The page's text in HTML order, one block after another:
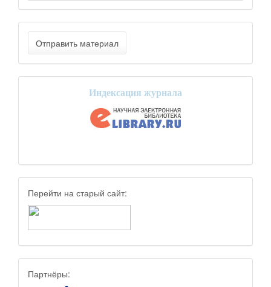
Отправить материал
Индексация журнала
Перейти на старый сайт:
Партнёры: